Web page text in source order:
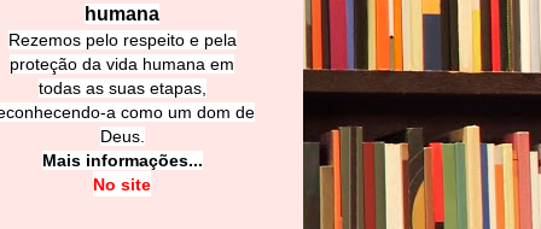
humana
Rezemos pelo respeito e pela
proteção da vida humana em
todas as suas etapas,
a como um dom de
Deus.
Mais informações...
No site